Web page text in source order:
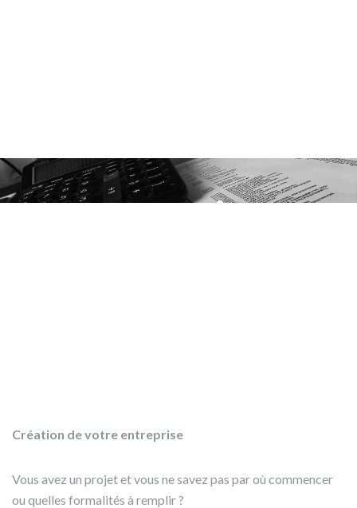
Nos services
Création de votre entreprise
Vous avez un projet et vous ne savez pas par où commencer
ou quelles formalités à remplir ?